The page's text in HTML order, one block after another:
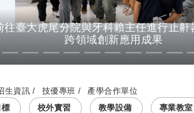
臺大虎尾分院與牙科賴主任進行止
跨領域創新應用成果
生資訊 技優專班
產學合作單位
校外實習 教學設備 專業教室